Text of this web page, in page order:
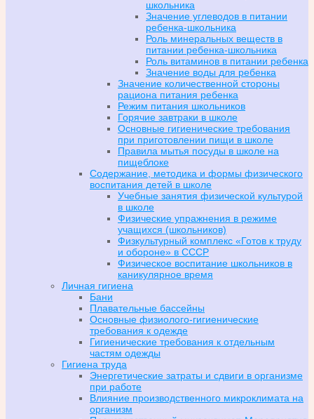
школьника
Значение углеводов в питании
ребенка-школьника
Роль минеральных веществ в
питании ребенка-школьника
Роль витаминов в питании ребенка
Значение воды для ребенка
Значение количественной стороны
рациона питания ребенка
Режим питания школьников
Горячие завтраки в школе
Основные гигиенические требования
при приготовлении пищи в школе
Правила мытья посуды в школе на
пищеблоке
Содержание, методика и формы физического
воспитания детей в школе
Учебные занятия физической культурой
в школе
Физические упражнения в режиме
учащихся (школьников)
Физкультурный комплекс «Готов к труду
и обороне» в СССР
Физическое воспитание школьников в
каникулярное время
Личная гигиена
Бани
Плавательные бассейны
Основные физиолого-гигиенические
требования к одежде
Гигиенические требования к отдельным
частям одежды
Гигиена труда
Энергетические затраты и сдвиги в организме
при работе
Влияние производственного микроклимата на
организм